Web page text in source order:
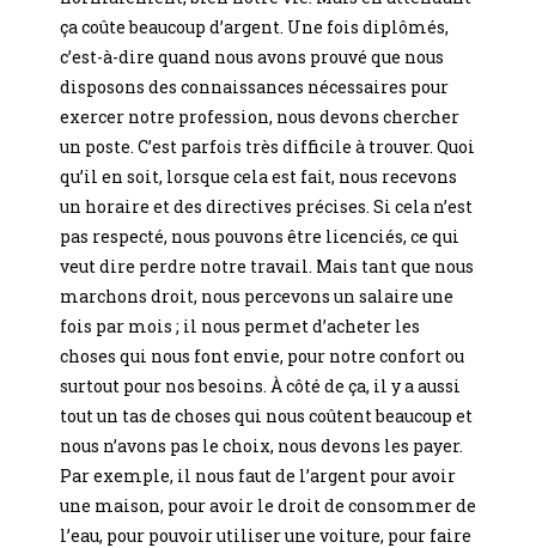
ça coûte beaucoup d’argent. Une fois diplômés,
c’est-à-dire quand nous avons prouvé que nous
disposons des connaissances nécessaires pour
exercer notre profession, nous devons chercher
un poste. C’est parfois très difficile à trouver. Quoi
qu’il en soit, lorsque cela est fait, nous recevons
un horaire et des directives précises. Si cela n’est
pas respecté, nous pouvons être licenciés, ce qui
veut dire perdre notre travail. Mais tant que nous
marchons droit, nous percevons un salaire une
fois par mois ; il nous permet d’acheter les
choses qui nous font envie, pour notre confort ou
surtout pour nos besoins. À côté de ça, il y a aussi
tout un tas de choses qui nous coûtent beaucoup et
nous n’avons pas le choix, nous devons les payer.
Par exemple, il nous faut de l’argent pour avoir
une maison, pour avoir le droit de consommer de
l’eau, pour pouvoir utiliser une voiture, pour faire